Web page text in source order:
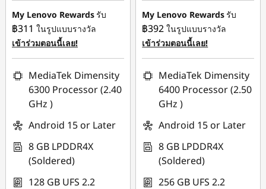
My Lenovo Rewardsรับ
฿311 ในรูปแบบรางวัล
เข้าร่วมตอนนี้เลย!
MediaTek Dimensity
6300 Processor (2.40
GHz )
Android 15 or Later
8 GB LPDDR4X
(Soldered)
128 GB UFS 2.2
฿3,000.00
My Lenovo Rewardsรับ
฿392 ในรูปแบบรางวัล
เข้าร่วมตอนนี้เลย!
MediaTek Dimensity
6400 Processor (2.50
GHz )
Android 15 or Later
8 GB LPDDR4X
(Soldered)
256 GB UFS 2.2